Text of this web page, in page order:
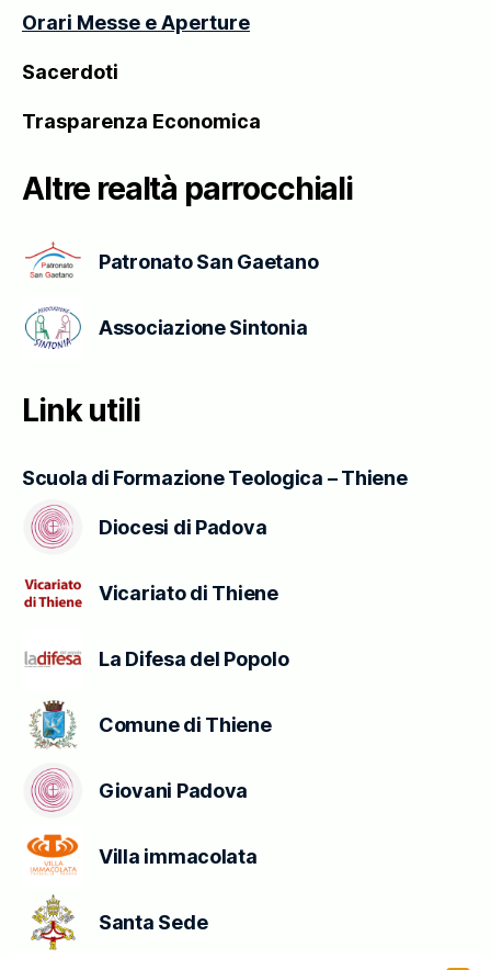
Orari Messe e Aperture
Sacerdoti
Trasparenza Economica
Altre realtà parrocchiali
Patronato San Gaetano
Associazione Sintonia
Link utili
Scuola di Formazione Teologica – Thiene
Diocesi di Padova
Vicariato di Thiene
La Difesa del Popolo
Comune di Thiene
Giovani Padova
Villa immacolata
Santa Sede